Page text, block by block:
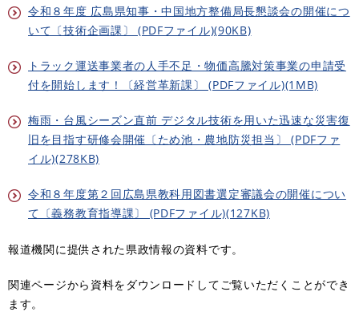
令和８年度 広島県知事・中国地方整備局長懇談会の開催につ
いて〔技術企画課〕 (PDFファイル)(90KB)
トラック運送事業者の人手不足・物価高騰対策事業の申請受
付を開始します！〔経営革新課〕 (PDFファイル)(1MB)
梅雨・台風シーズン直前 デジタル技術を用いた迅速な災害復
旧を目指す研修会開催〔ため池・農地防災担当〕 (PDFファ
イル)(278KB)
令和８年度第２回広島県教科用図書選定審議会の開催につい
て〔義務教育指導課〕 (PDFファイル)(127KB)
報道機関に提供された県政情報の資料です。
関連ページから資料をダウンロードしてご覧いただくことができ
ます。